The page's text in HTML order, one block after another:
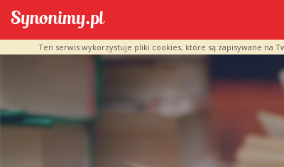
Ten serwis wykorzystuje pliki cookies, które są zapisywane na